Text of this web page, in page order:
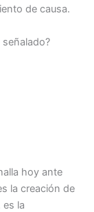
de causa.
hoy ante
la creación de
la